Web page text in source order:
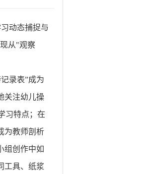
动态捕捉与
从"观察
录表”成为
关注幼儿操
习特点；在
为教师剖析
组创作中如
工具、纸浆